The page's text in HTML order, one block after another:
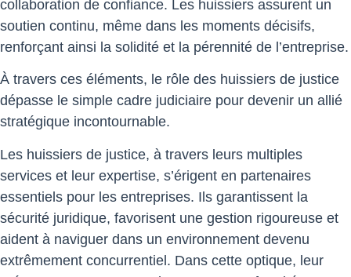
collaboration de confiance. Les huissiers assurent un
soutien continu, même dans les moments décisifs,
renforçant ainsi la solidité et la pérennité de l’entreprise.
À travers ces éléments, le rôle des huissiers de justice
dépasse le simple cadre judiciaire pour devenir un allié
stratégique incontournable.
Les huissiers de justice, à travers leurs multiples
services et leur expertise, s’érigent en partenaires
essentiels pour les entreprises. Ils garantissent la
sécurité juridique, favorisent une gestion rigoureuse et
aident à naviguer dans un environnement devenu
extrêmement concurrentiel. Dans cette optique, leur